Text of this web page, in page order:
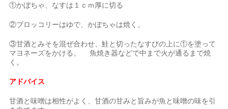
①かぼちゃ、なすは１ｃｍ厚に切る
②ブロッコリーはゆで、かぼちゃは焼く。
③甘酒とみそを混ぜ合わせ、鮭と切ったなすびの上に①を塗って
マヨネーズをかける。 魚焼き器などで中まで火が通るまで焼
く。
アドバイス
甘酒と味噌は相性がよく、甘酒の甘みと旨みが魚と味噌の味を引